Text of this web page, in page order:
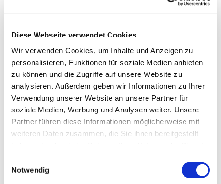
Diese Webseite verwendet Cookies
Wir verwenden Cookies, um Inhalte und Anzeigen zu
personalisieren, Funktionen für soziale Medien anbieten
zu können und die Zugriffe auf unsere Website zu
analysieren. Außerdem geben wir Informationen zu Ihrer
Verwendung unserer Website an unsere Partner für
soziale Medien, Werbung und Analysen weiter. Unsere
Partner führen diese Informationen möglicherweise mit
weiteren Daten zusammen, die Sie ihnen bereitgestellt
Notwendig
Schönheit. Der Mond, die Sterne, sie sind seine
Unendlichkeit steckt. Und im Angesicht dieser Größe,
dieser Er­habenheit und Schönheit der Schöp­fung fragt
der Beter:
„Was ist der Mensch?“(Psalm 8,5)
Aber er stellt diese Frage nicht verzagt: Was ist schon
dran an diesem kleinen Geschöpf? Sondern er staunt:
Was ist dran an uns Menschen, dass du, Gott,
überhaupt an uns denkst, dass du dich unser
annimmst, für uns sorgst, uns auf unserem Weg
„Du hast ihn wenig niedriger gemacht als Gott, mit Ehre
(Psalm 8,6)